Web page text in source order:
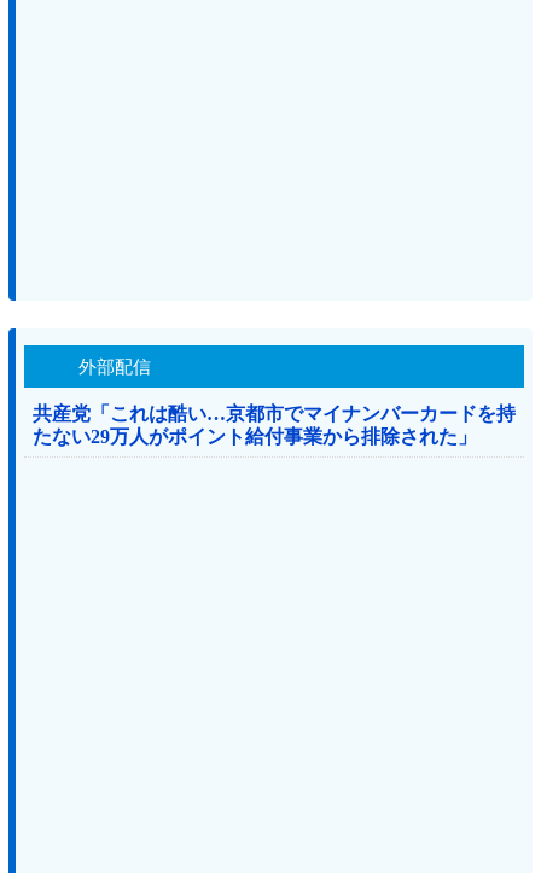
外部配信
共産党「これは酷い…京都市でマイナンバーカードを持
たない29万人がポイント給付事業から排除された」